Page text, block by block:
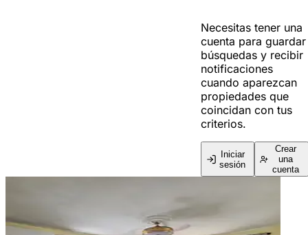
Necesitas tener una
cuenta para guardar
búsquedas y recibir
notificaciones
cuando aparezcan
propiedades que
coincidan con tus
criterios.
Iniciar
sesión
Crear
una
cuenta